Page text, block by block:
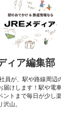
ィア編集部
員が、駅や路線周辺
届けします！駅や電
ントまで毎日が少し
沢山。